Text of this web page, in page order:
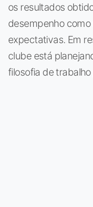
os resultados
desempenho
expectativas. Em
clube está
filosofia de